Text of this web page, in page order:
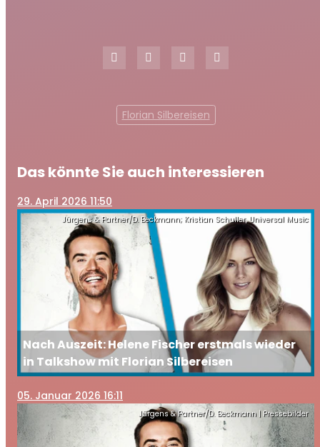
Florian Silbereisen
Das könnte Sie auch interessieren
29. April 2026 11:50
Jürgens & Partner/D. Beckmann; Kristian Schuller, Universal Music
Nach Auszeit: Helene Fischer erstmals wieder
in Talkshow mit Florian Silbereisen
05. Januar 2026 16:11
Jürgens & Partner/D. Beckmann | Pressebilder